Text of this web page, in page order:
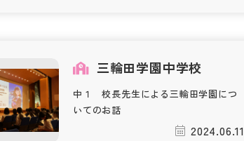
三輪田学園中学校
中１ 校長先生による三輪田学園につ
いてのお話
2024.06.11